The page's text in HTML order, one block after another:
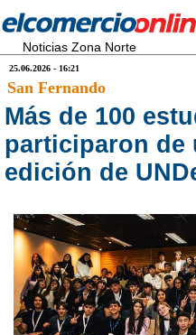
Noticias Zona Norte
25.06.2026 - 16:21
San Fernando
Más de 100
participaron de
edición de